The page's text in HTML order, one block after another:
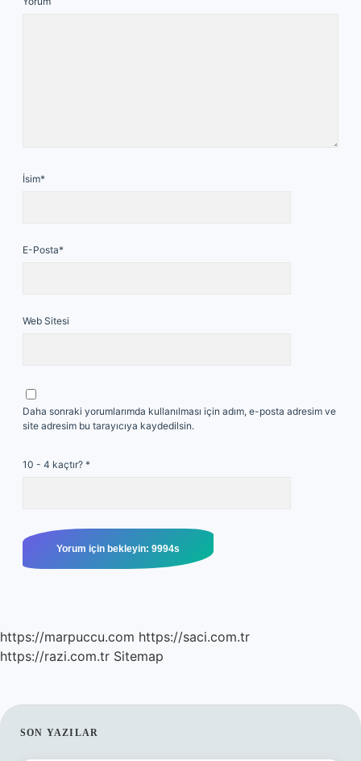
İsim*
E-Posta*
Web Sitesi
Daha sonraki yorumlarımda kullanılması için adım, e-posta adresim ve
site adresim bu tarayıcıya kaydedilsin.
10 - 4 kaçtır? *
https://marpuccu.com https://saci.com.tr
https://razi.com.tr Sitemap
SIDEBAR
SON YAZILAR